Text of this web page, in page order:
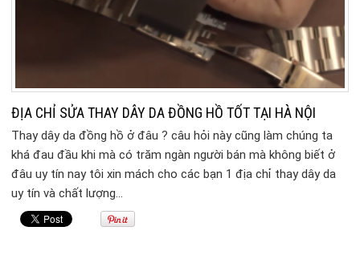
ĐỊA CHỈ SỬA THAY DÂY DA ĐỒNG HỒ TỐT TẠI HÀ NỘI
Thay dây da đồng hồ ở đâu ? câu hỏi này cũng làm chúng ta
khá đau đầu khi mà có trăm ngàn người bán mà không biết ở
đâu uy tín nay tôi xin mách cho các bạn 1 địa chỉ thay dây da
uy tín và chất lượng…